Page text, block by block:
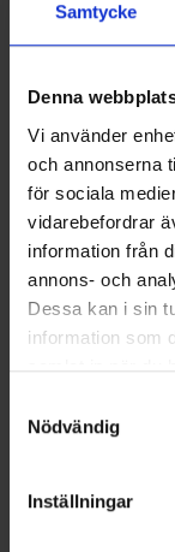
Samtycke
Denna
Vi använder
och annonserna
för sociala
vidarebefordrar
information från
annons- och
Dessa kan i sin
information som
samlat in när du
Nödvändig
Inställningar
Fritidsshorts Helags
199 kr 399 kr
Liknande
High Mountain